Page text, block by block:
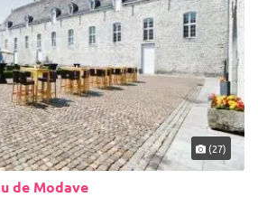
(27)
de Modave